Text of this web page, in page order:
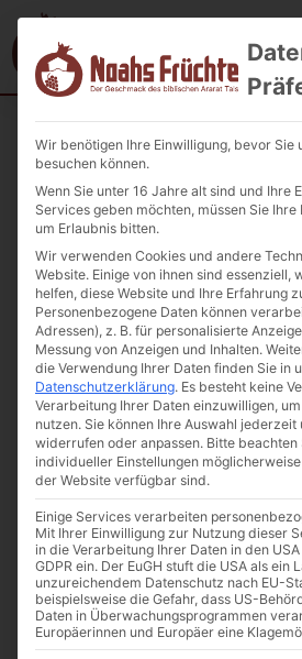
Startseite/Konfitüre, Früchte in Sirup /
Sirup Yan (ganze Walnüsse) 300g.
Wir benötigen Ihre Einwilligung, bevor Sie
besuchen können.
Wenn Sie unter 16 Jahre alt sind und Ihre
Services geben möchten, müssen Sie
um Erlaubnis bitten.
Wir verwenden Cookies und andere
Website. Einige von ihnen sind essenziell,
helfen, diese Website und Ihre Erfahrung
Personenbezogene Daten können
Adressen), z. B. für personalisierte
Messung von Anzeigen und Inhalten.
die Verwendung Ihrer Daten finden Sie in
Datenschutzerklärung. Es besteht keine
Verarbeitung Ihrer Daten einzuwilligen,
nutzen. Sie können Ihre Auswahl jederzeit
widerrufen oder anpassen. Bitte beachten
individueller Einstellungen
der Website verfügbar sind.
Einige Services verarbeiten
Mit Ihrer Einwilligung zur Nutzung dieser
in die Verarbeitung Ihrer Daten in den
GDPR ein. Der EuGH stuft die USA als ein
unzureichendem Datenschutz nach EU-
beispielsweise die Gefahr, dass US-
Daten in Überwachungsprogrammen
Europäerinnen und Europäer eine